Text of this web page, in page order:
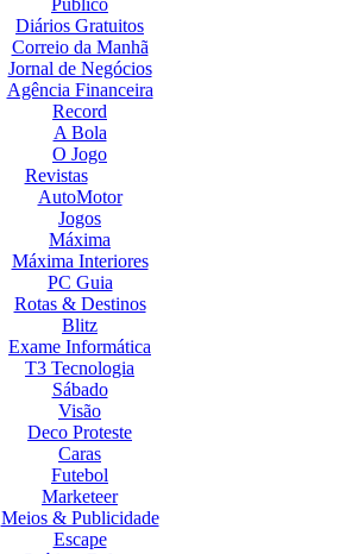
Público
Diários Gratuitos
Correio da Manhã
Jornal de Negócios
Agência Financeira
Record
A Bola
O Jogo
Revistas
AutoMotor
Jogos
Máxima
Máxima Interiores
PC Guia
Rotas & Destinos
Blitz
Exame Informática
T3 Tecnologia
Sábado
Visão
Deco Proteste
Caras
Futebol
Marketeer
Meios & Publicidade
Escape